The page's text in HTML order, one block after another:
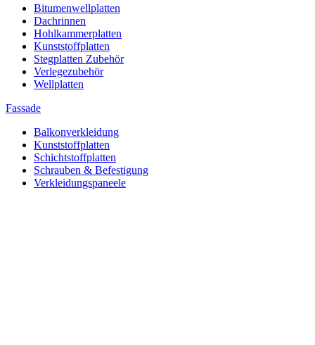
Bitumenwellplatten
Dachrinnen
Hohlkammerplatten
Kunststoffplatten
Stegplatten Zubehör
Verlegezubehör
Wellplatten
Fassade
Balkonverkleidung
Kunststoffplatten
Schichtstoffplatten
Schrauben & Befestigung
Verkleidungspaneele